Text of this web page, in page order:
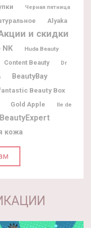
Черная пятница
Alyaka
и скидки
NK
Huda Beauty
Content Beauty
Dr
BeautyBay
Beauty Box
Gold Apple
Ile de
BeautyExpert
кожа